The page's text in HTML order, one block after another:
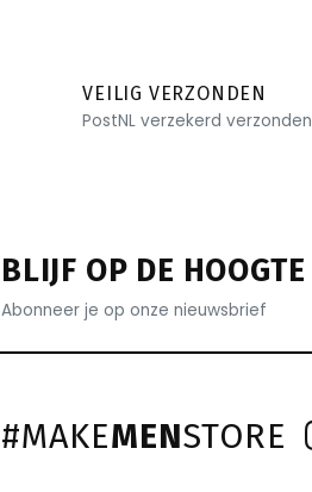
VEILIG VERZONDEN
PostNL verzekerd verzonden
BLIJF OP DE HOOGTE
Abonneer je op onze nieuwsbrief
#MAKEMENSTORE